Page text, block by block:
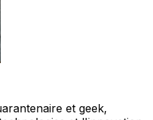
et geek,